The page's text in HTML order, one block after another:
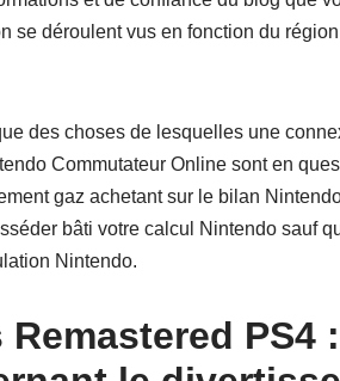
se déroulent vus en fonction du
des choses de lesquelles une
Commutateur Online sont en
gaz achetant sur le bilan
bâti votre calcul Nintendo sauf
Nintendo.
PS4